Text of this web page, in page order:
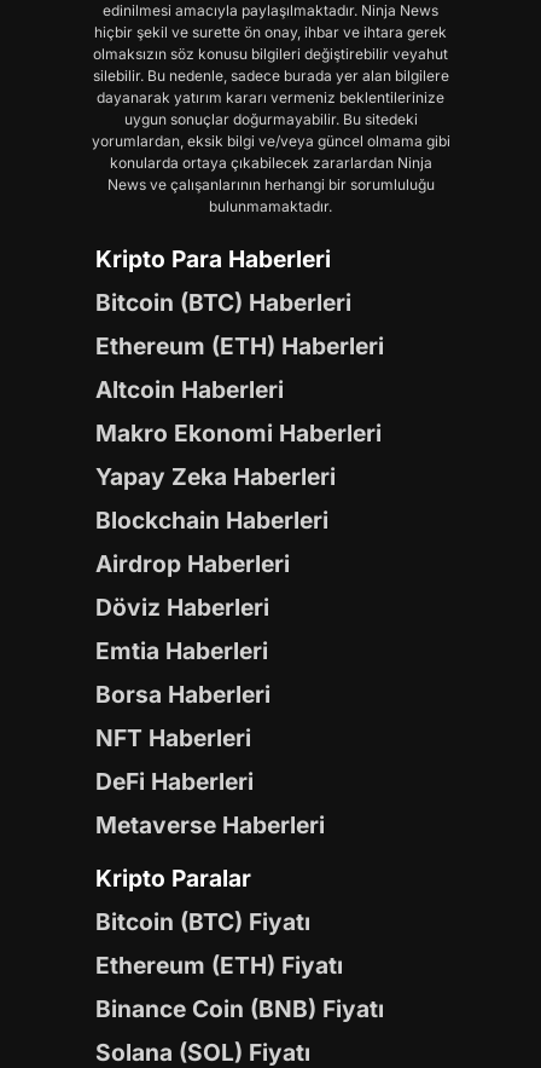
edinilmesi amacıyla paylaşılmaktadır. Ninja News
hiçbir şekil ve surette ön onay, ihbar ve ihtara gerek
olmaksızın söz konusu bilgileri değiştirebilir veyahut
silebilir. Bu nedenle, sadece burada yer alan bilgilere
dayanarak yatırım kararı vermeniz beklentilerinize
uygun sonuçlar doğurmayabilir. Bu sitedeki
yorumlardan, eksik bilgi ve/veya güncel olmama gibi
konularda ortaya çıkabilecek zararlardan Ninja
News ve çalışanlarının herhangi bir sorumluluğu
bulunmamaktadır.
Kripto Para Haberleri
Bitcoin (BTC) Haberleri
Ethereum (ETH) Haberleri
Altcoin Haberleri
Makro Ekonomi Haberleri
Yapay Zeka Haberleri
Blockchain Haberleri
Airdrop Haberleri
Döviz Haberleri
Emtia Haberleri
Borsa Haberleri
NFT Haberleri
DeFi Haberleri
Metaverse Haberleri
Kripto Paralar
Bitcoin (BTC) Fiyatı
Ethereum (ETH) Fiyatı
Binance Coin (BNB) Fiyatı
Solana (SOL) Fiyatı